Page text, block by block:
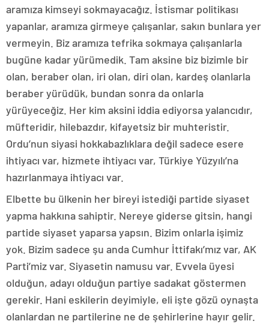
aramıza kimseyi sokmayacağız. İstismar politikası
yapanlar, aramıza girmeye çalışanlar, sakın bunlara yer
vermeyin. Biz aramıza tefrika sokmaya çalışanlarla
bugüne kadar yürümedik. Tam aksine biz bizimle bir
olan, beraber olan, iri olan, diri olan, kardeş olanlarla
beraber yürüdük, bundan sonra da onlarla
yürüyeceğiz. Her kim aksini iddia ediyorsa yalancıdır,
müfteridir, hilebazdır, kifayetsiz bir muhteristir.
Ordu’nun siyasi hokkabazlıklara değil sadece esere
ihtiyacı var, hizmete ihtiyacı var, Türkiye Yüzyılı’na
hazırlanmaya ihtiyacı var.
Elbette bu ülkenin her bireyi istediği partide siyaset
yapma hakkına sahiptir. Nereye giderse gitsin, hangi
partide siyaset yaparsa yapsın. Bizim onlarla işimiz
yok. Bizim sadece şu anda Cumhur İttifakı’mız var, AK
Parti’miz var. Siyasetin namusu var. Evvela üyesi
olduğun, adayı olduğun partiye sadakat göstermen
gerekir. Hani eskilerin deyimiyle, eli işte gözü oynaşta
olanlardan ne partilerine ne de şehirlerine hayır gelir.